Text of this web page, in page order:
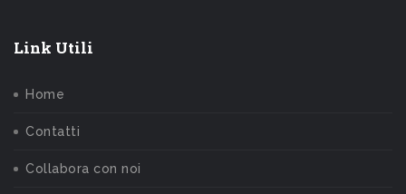
Link Utili
Home
Contatti
Collabora con noi